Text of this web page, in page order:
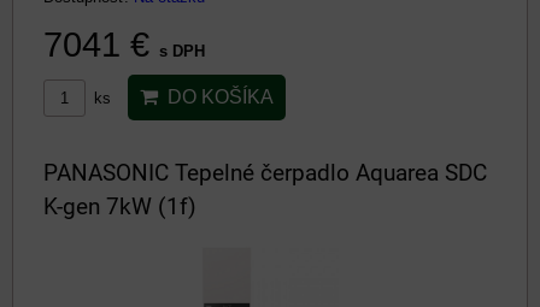
7041 € s DPH
ks DO KOŠÍKA
PANASONIC Tepelné čerpadlo Aquarea SDC
K-gen 7kW (1f)